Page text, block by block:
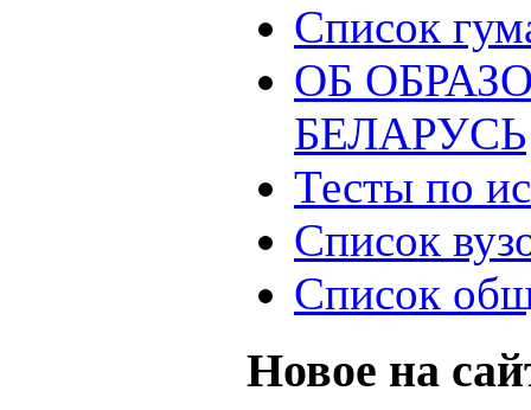
Список
ОБ
БЕЛАРУСЬ
Тесты по
Список
Список
Новое на